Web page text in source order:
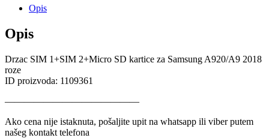
Opis
Opis
Drzac SIM 1+SIM 2+Micro SD kartice za Samsung A920/A9 2018
roze
ID proizvoda: 1109361
——————————————
Ako cena nije istaknuta, pošaljite upit na whatsapp ili viber putem
našeg kontakt telefona